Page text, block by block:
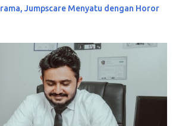
Jumpscare Menyatu dengan Horor